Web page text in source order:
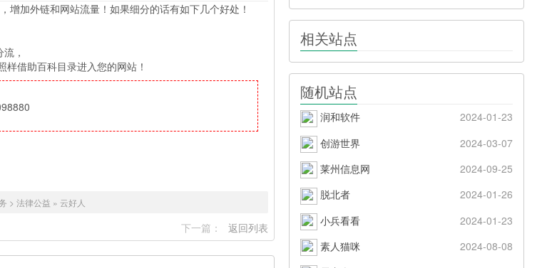
增加外链和网站流量！如果细分的话有如下几个好处！
，
借助百科目录进入您的网站！
> 法律公益 » 云好人
下一篇： 返回列表
相关站点
随机站点
润和软件
2024-01-23
创游世界
2024-03-07
莱州信息网
2024-09-25
脱北者
2024-01-26
小兵看看
2024-01-23
素人猫咪
2024-08-08